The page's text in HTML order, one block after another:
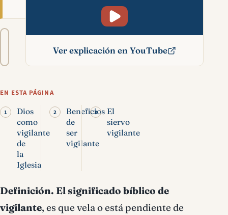
Tamaño
A− A+
Ver explicación en YouTube
EN ESTA PÁGINA
Dios
como
vigilante
de
la
Iglesia
Beneficios
de
ser
vigilante
El
siervo
vigilante
Definición. El significado bíblico de
vigilante, es que vela o está pendiente de